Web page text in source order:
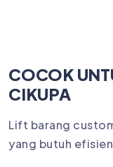
COCOK
CIKUPA
Lift barang
yang butuh